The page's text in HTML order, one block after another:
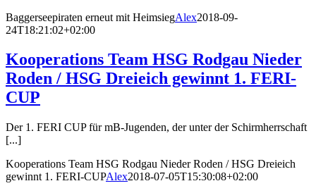
Baggerseepiraten erneut mit HeimsiegAlex2018-09-
24T18:21:02+02:00
Kooperations Team HSG Rodgau Nieder
Roden / HSG Dreieich gewinnt 1. FERI-
CUP
Der 1. FERI CUP für mB-Jugenden, der unter der Schirmherrschaft
[...]
Kooperations Team HSG Rodgau Nieder Roden / HSG Dreieich
gewinnt 1. FERI-CUPAlex2018-07-05T15:30:08+02:00